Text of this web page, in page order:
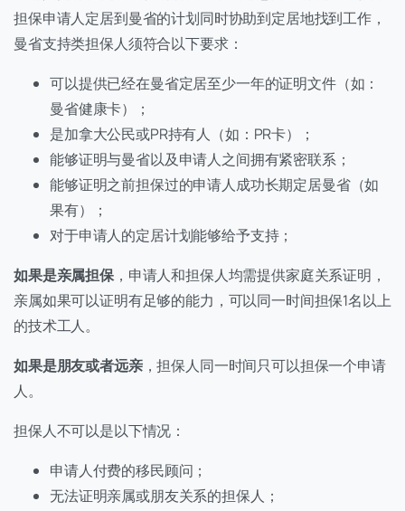
担保申请人定居到曼省的计划同时协助到定居地找到工作，
曼省支持类担保人须符合以下要求：
可以提供已经在曼省定居至少一年的证明文件（如：
曼省健康卡）；
是加拿大公民或PR持有人（如：PR卡）；
能够证明与曼省以及申请人之间拥有紧密联系；
能够证明之前担保过的申请人成功长期定居曼省（如
果有）；
对于申请人的定居计划能够给予支持；
如果是亲属担保，申请人和担保人均需提供家庭关系证明，
亲属如果可以证明有足够的能力，可以同一时间担保1名以上
的技术工人。
如果是朋友或者远亲，担保人同一时间只可以担保一个申请
人。
担保人不可以是以下情况：
申请人付费的移民顾问；
无法证明亲属或朋友关系的担保人；